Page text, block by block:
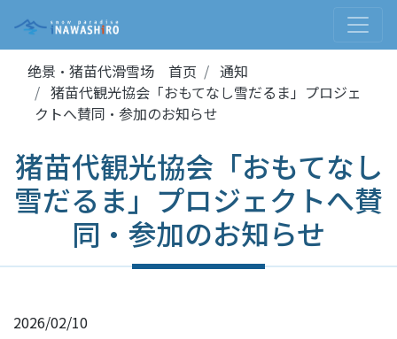
绝景・猪苗代滑雪场 首页
通知
猪苗代観光協会「おもてなし雪だるま」プロジェ
クトへ賛同・参加のお知らせ
猪苗代観光協会「おもてなし
雪だるま」プロジェクトへ賛
同・参加のお知らせ
2026/02/10